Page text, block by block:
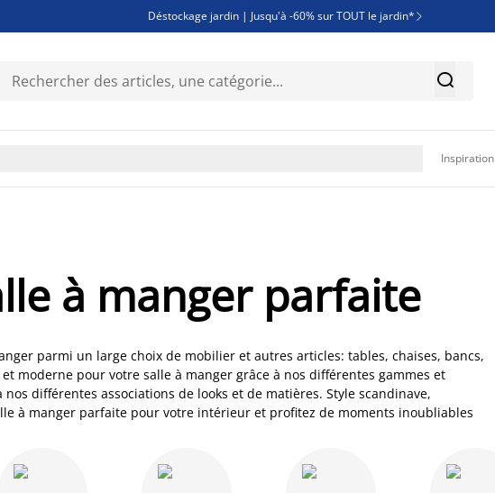
Déstockage jardin | Jusqu'à -60% sur TOUT le jardin* 
Découvrez les nouveautés de la collection 
Inspiration
à manger parfaite
parmi un large choix de mobilier et autres articles: tables, chaises, bancs,
moderne pour votre salle à manger grâce à nos différentes gammes et
différentes associations de looks et de matières. Style scandinave,
à manger parfaite pour votre intérieur et profitez de moments inoubliables